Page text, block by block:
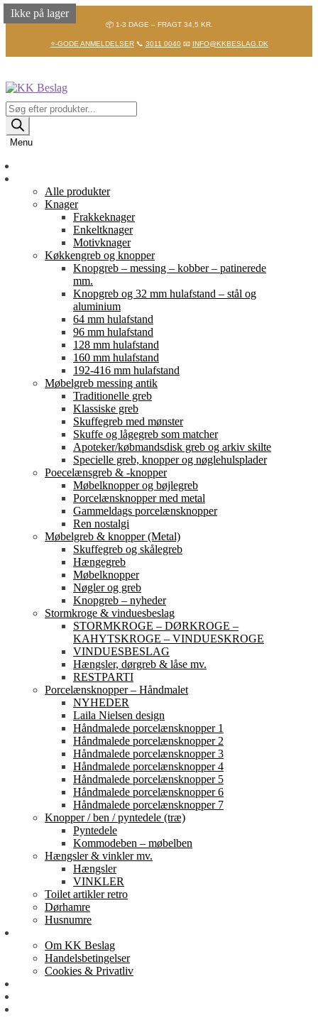
📦 1-3 DAGE – FRAGT 34,5 KR.
⭐-GODE ANMELDELSER📞 3011 0040📧 INFO@KKBESLAG.DK
Spring
til
navigation
Spring
til
indhold
Products
search
Menu
Alle produkter
Knager
Frakkeknager
Enkeltknager
Motivknager
Køkkengreb og knopper
Knopgreb – messing – kobber – patinerede
mm.
Knopgreb og 32 mm hulafstand – stål og
aluminium
64 mm hulafstand
96 mm hulafstand
128 mm hulafstand
160 mm hulafstand
192-416 mm hulafstand
Møbelgreb messing antik
Traditionelle greb
Klassiske greb
Skuffegreb med mønster
Skuffe og lågegreb som matcher
Apoteker/købmandsdisk greb og arkiv skilte
Specielle greb, knopper og nøglehulsplader
Poecelænsgreb & -knopper
Møbelknopper og bøjlegreb
Porcelænsknopper med metal
Gammeldags porcelænsknopper
Ren nostalgi
Møbelgreb & knopper (Metal)
Skuffegreb og skålegreb
Hængegreb
Møbelknopper
Nøgler og greb
Knopgreb – nyheder
Stormkroge & vinduesbeslag
STORMKROGE – DØRKROGE –
KAHYTSKROGE – VINDUESKROGE
VINDUESBESLAG
Hængsler, dørgreb & låse mv.
RESTPARTI
Porcelænsknopper – Håndmalet
NYHEDER
Laila Nielsen design
Håndmalede porcelænsknopper 1
Håndmalede porcelænsknopper 2
Håndmalede porcelænsknopper 3
Håndmalede porcelænsknopper 4
Håndmalede porcelænsknopper 5
Håndmalede porcelænsknopper 6
Håndmalede porcelænsknopper 7
Knopper / ben / pyntedele (træ)
Pyntedele
Kommodeben – møbelben
Hængsler & vinkler mv.
Hængsler
VINKLER
Toilet artikler retro
Dørhamre
Husnumre
Om KK Beslag
Handelsbetingelser
Cookies & Privatliv
Ikke på lager
Ikke på lager
Ikke på lager
Ikke på lager
Ikke på lager
Ikke på lager
Ikke på lager
Ikke på lager